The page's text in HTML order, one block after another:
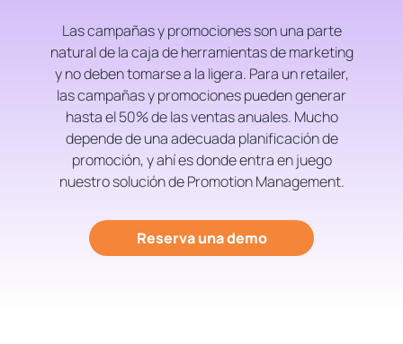
Las campañas y promociones son una parte
natural de la caja de herramientas de marketing
y no deben tomarse a la ligera. Para un retailer,
las campañas y promociones pueden generar
hasta el 50% de las ventas anuales. Mucho
depende de una adecuada planificación de
promoción, y ahí es donde entra en juego
nuestro solución de Promotion Management.
Reserva una demo